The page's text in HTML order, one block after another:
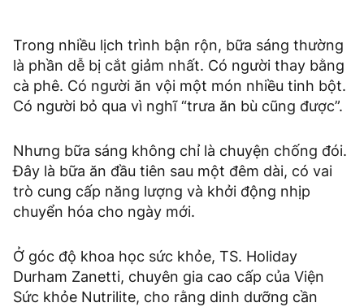
Trong nhiều lịch trình bận rộn, bữa sáng thường
là phần dễ bị cắt giảm nhất. Có người thay bằng
cà phê. Có người ăn vội một món nhiều tinh bột.
Có người bỏ qua vì nghĩ “trưa ăn bù cũng được”.
Nhưng bữa sáng không chỉ là chuyện chống đói.
Đây là bữa ăn đầu tiên sau một đêm dài, có vai
trò cung cấp năng lượng và khởi động nhịp
chuyển hóa cho ngày mới.
Ở góc độ khoa học sức khỏe, TS. Holiday
Durham Zanetti, chuyên gia cao cấp của Viện
Sức khỏe Nutrilite, cho rằng dinh dưỡng cần